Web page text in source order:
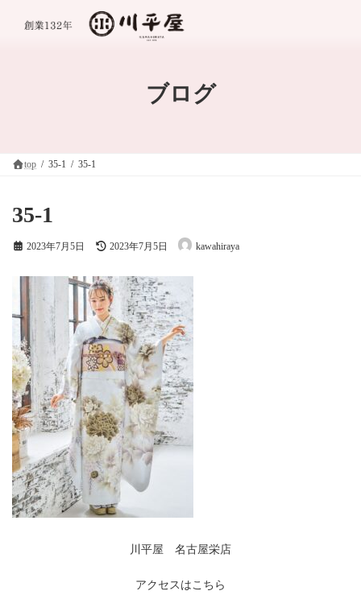
ブログ
top 35-1 35-1
35-1
2023年7月5日
最
新
日
時
:
2023年7月5日 kawahiraya
川平屋 名古屋栄店
アクセスはこちら